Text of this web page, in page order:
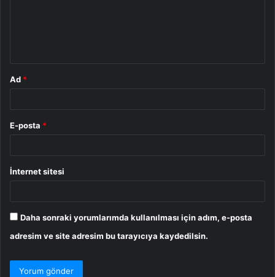
Ad *
E-posta *
İnternet sitesi
Daha sonraki yorumlarımda kullanılması için adım, e-posta
adresim ve site adresim bu tarayıcıya kaydedilsin.